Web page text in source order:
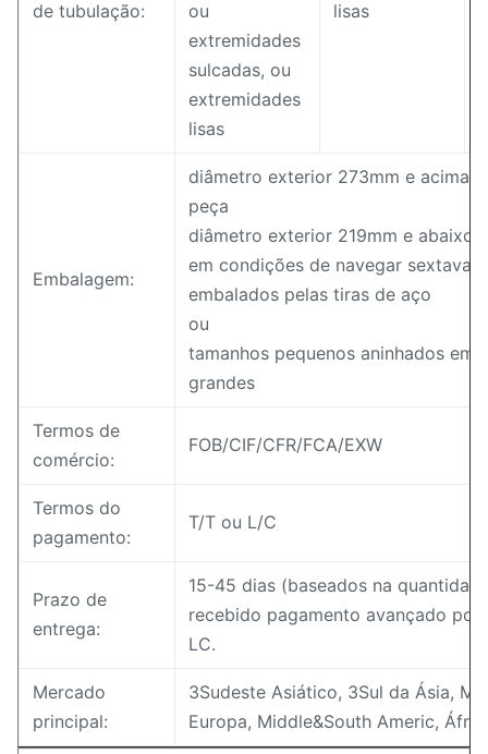
de tubulação:
ou
extremidades
sulcadas, ou
extremidades
lisas
lisas
Embalagem:
diâmetro exterior 273mm e acima:
peça
diâmetro exterior 219mm e abaixo:
em condições de navegar
embalados pelas tiras de aço
ou
tamanhos pequenos aninhados em
grandes
Termos de
comércio:
FOB/CIF/CFR/FCA/EXW
Termos do
pagamento:
T/T ou L/C
Prazo de
entrega:
15-45 dias (baseados na
recebido pagamento avançado por
LC.
Mercado
principal:
3Sudeste Asiático, 3Sul da Ásia,
Europa, Middle&South Americ,